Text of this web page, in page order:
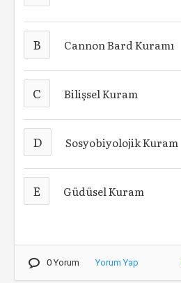
B Cannon Bard Kuramı
C Bilişsel Kuram
D Sosyobiyolojik Kuram
E Güdüsel Kuram
0 Yorum Yorum Yap